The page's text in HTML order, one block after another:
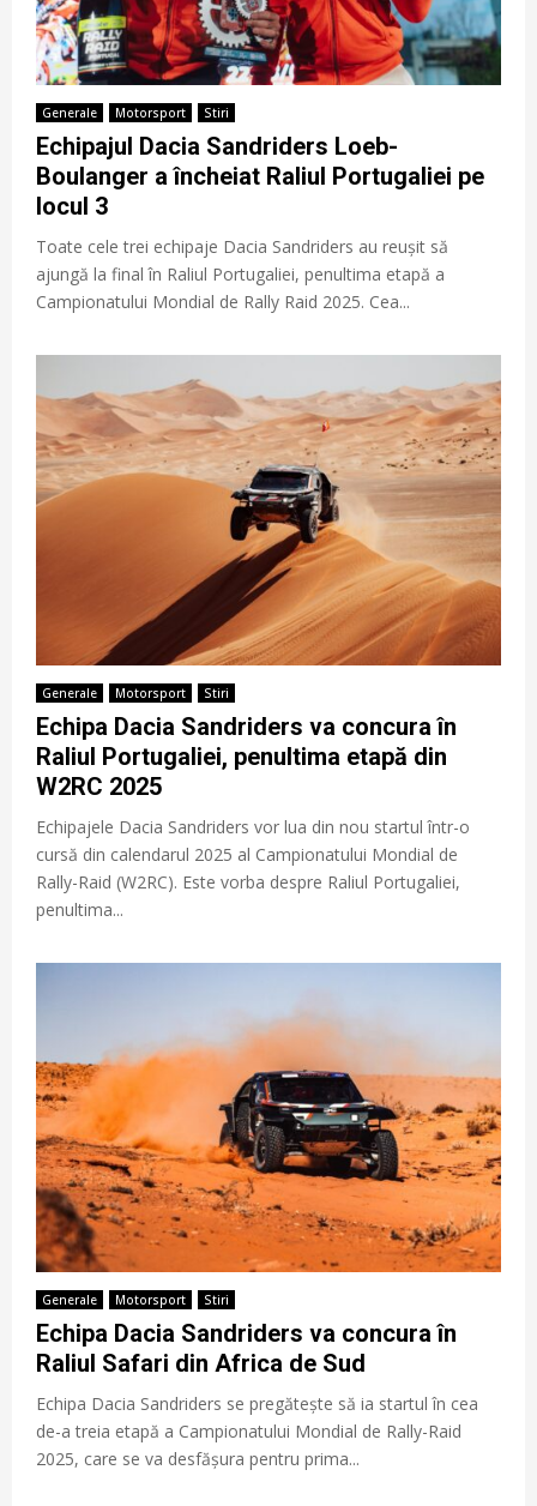
Generale Motorsport Stiri
Echipajul Dacia Sandriders Loeb-
Boulanger a încheiat Raliul Portugaliei pe
locul 3
Toate cele trei echipaje Dacia Sandriders au reușit să
ajungă la final în Raliul Portugaliei, penultima etapă a
Campionatului Mondial de Rally Raid 2025. Cea...
Generale Motorsport Stiri
Echipa Dacia Sandriders va concura în
Raliul Portugaliei, penultima etapă din
W2RC 2025
Echipajele Dacia Sandriders vor lua din nou startul într-o
cursă din calendarul 2025 al Campionatului Mondial de
Rally-Raid (W2RC). Este vorba despre Raliul Portugaliei,
penultima...
Generale Motorsport Stiri
Echipa Dacia Sandriders va concura în
Raliul Safari din Africa de Sud
Echipa Dacia Sandriders se pregătește să ia startul în cea
de-a treia etapă a Campionatului Mondial de Rally-Raid
2025, care se va desfășura pentru prima...